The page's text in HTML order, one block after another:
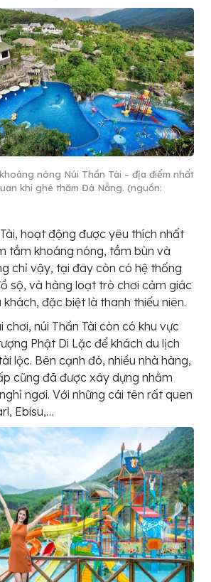
nóng Núi Thần Tài – địa điểm nhất
khi ghé thăm Đà Nẵng. (nguồn:
hoạt động được yêu thích nhất
tắm khoáng nóng, tắm bùn và
chỉ vậy, tại đây còn có hệ thống
sộ, và hàng loạt trò chơi cảm giác
đặc biệt là thanh thiếu niên.
chơi, núi Thần Tài còn có khu vực
Phật Di Lặc để khách du lịch
lộc. Bên cạnh đó, nhiều nhà hàng,
cũng đã được xây dựng nhằm
ngơi. Với những cái tên rất quen
Ebisu,…